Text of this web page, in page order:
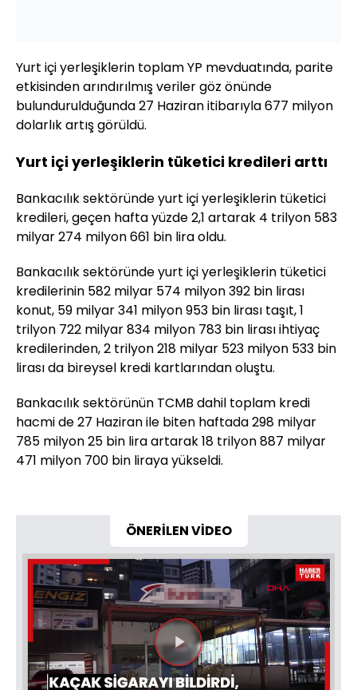
Yurt içi yerleşiklerin toplam YP mevduatında, parite
etkisinden arındırılmış veriler göz önünde
bulundurulduğunda 27 Haziran itibarıyla 677 milyon
dolarlık artış görüldü.
Yurt içi yerleşiklerin tüketici kredileri arttı
Bankacılık sektöründe yurt içi yerleşiklerin tüketici
kredileri, geçen hafta yüzde 2,1 artarak 4 trilyon 583
milyar 274 milyon 661 bin lira oldu.
Bankacılık sektöründe yurt içi yerleşiklerin tüketici
kredilerinin 582 milyar 574 milyon 392 bin lirası
konut, 59 milyar 341 milyon 953 bin lirası taşıt, 1
trilyon 722 milyar 834 milyon 783 bin lirası ihtiyaç
kredilerinden, 2 trilyon 218 milyar 523 milyon 533 bin
lirası da bireysel kredi kartlarından oluştu.
Bankacılık sektörünün TCMB dahil toplam kredi
hacmi de 27 Haziran ile biten haftada 298 milyar
785 milyon 25 bin lira artarak 18 trilyon 887 milyar
471 milyon 700 bin liraya yükseldi.
ÖNERİLEN VİDEO
Videoyu